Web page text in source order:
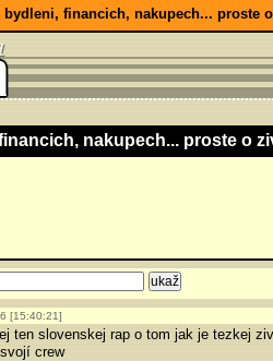
bydleni, financich, nakupech... proste
nakupech... proste o
[15:40:21]
ten slovenskej rap o tom jak je tezkej
crew